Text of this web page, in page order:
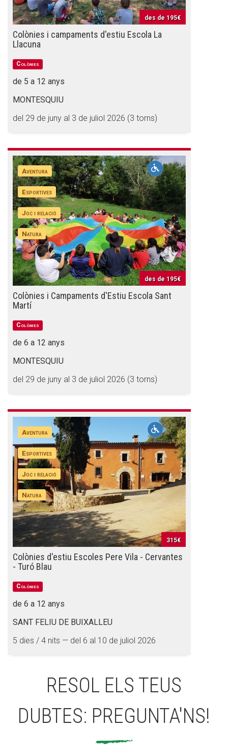
des de 195€
Colònies i campaments d'estiu Escola La
Llacuna
Colònies
de 5 a 12 anys
MONTESQUIU
del 29 de juny al 3 de juliol 2026 (3 torns)
Aventura
Esportives
Joc i relació
Natura
des de 195€
Colònies i Campaments d'Estiu Escola Sant
Martí
Colònies
de 6 a 12 anys
MONTESQUIU
del 29 de juny al 3 de juliol 2026 (3 torns)
Aventura
Esportives
Joc i relació
Natura
315€
Colònies d'estiu Escoles Pere Vila - Cervantes
- Turó Blau
Colònies
de 6 a 12 anys
SANT FELIU DE BUIXALLEU
5 dies / 4 nits — del 6 al 10 de juliol 2026
RESOL ELS TEUS
DUBTES: PREGUNTA'NS!